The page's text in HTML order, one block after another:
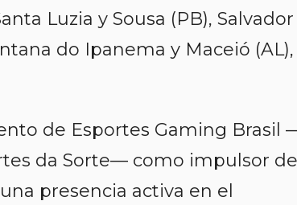
Luzia y Sousa (PB), Salvador
do Ipanema y Maceió (AL),
de Esportes Gaming Brasil
da Sorte— como impulsor de
presencia activa en el